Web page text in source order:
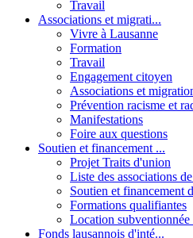
Travail
Associations et migrati...
Vivre à Lausanne
Formation
Travail
Engagement citoyen
Associations et
Prévention racisme et
Manifestations
Foire aux questions
Soutien et financement ...
Projet Traits d'union
Liste des associations
Soutien et financement
Formations qualifiantes
Location subventionnée
Fonds lausannois d'inté...